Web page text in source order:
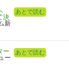
決
新
あとで読む
ー
ー
あとで読む